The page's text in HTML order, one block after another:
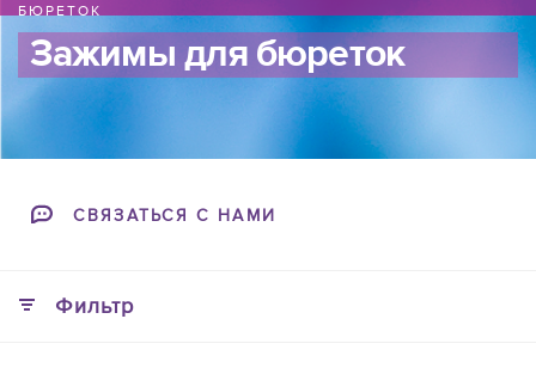
БЮРЕТОК
Зажимы для бюреток
СВЯЗАТЬСЯ С НАМИ
Фильтр